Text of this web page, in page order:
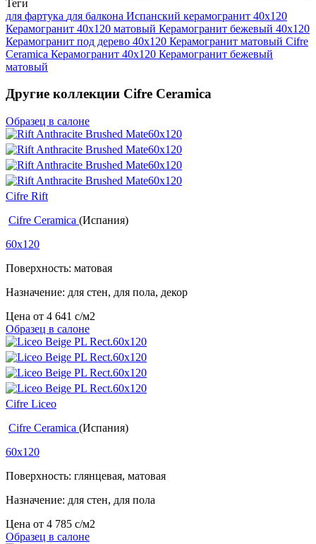
Теги
для фартука для балкона Испанский керамогранит 40x120
Керамогранит 40x120 матовый Керамогранит бежевый 40x120
Керамогранит под дерево 40x120 Керамогранит матовый Cifre
Ceramica Керамогранит 40x120 Керамогранит бежевый
матовый
Другие коллекции Cifre Ceramica
Образец в салоне
Cifre Rift
Cifre Ceramica (Испания)
60x120
Поверхность: матовая
Назначение: для стен, для пола, декор
Цена от 4 641 c/м2
Образец в салоне
Cifre Liceo
Cifre Ceramica (Испания)
60x120
Поверхность: глянцевая, матовая
Назначение: для стен, для пола
Цена от 4 785 c/м2
Образец в салоне